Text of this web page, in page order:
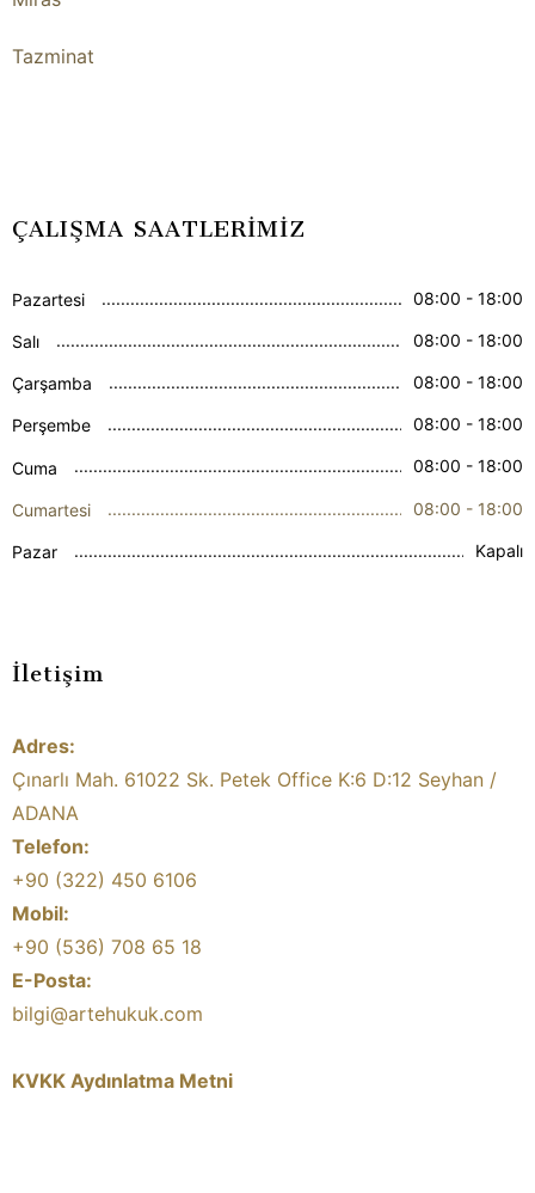
Tazminat
ÇALIŞMA SAATLERİMİZ
Pazartesi 08:00 - 18:00
Salı 08:00 - 18:00
Çarşamba 08:00 - 18:00
Perşembe 08:00 - 18:00
Cuma 08:00 - 18:00
Cumartesi 08:00 - 18:00
Pazar Kapalı
İletişim
Adres:
Çınarlı Mah. 61022 Sk. Petek Office K:6 D:12 Seyhan /
ADANA
Telefon:
+90 (322) 450 6106
Mobil:
+90 (536) 708 65 18
E-Posta:
bilgi@artehukuk.com
KVKK Aydınlatma Metni